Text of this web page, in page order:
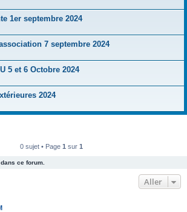
1er septembre 2024
7 septembre 2024
5 et 6 Octobre 2024
2024
0 sujet • Page 1 sur 1
ce forum.
Aller